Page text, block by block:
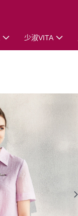
少淑VITA